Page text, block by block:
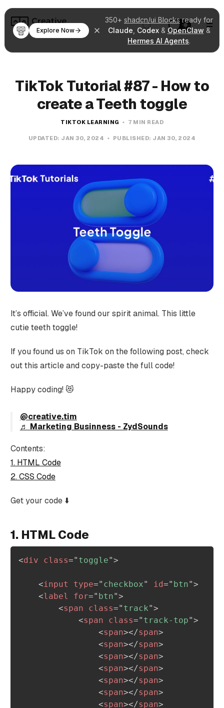
350+ shadcn/ui Blocksready for
Claude Codex& OpenClaw &
Hermes AI Agents.
Explore Now
TikTok Tutorial #87 - How to
create a Teeth toggle
TIKTOK LEARNING 7 MIN READ
UPDATED: JAN 30, 2024 PUBLISHED: JAN 30, 2024
It’s official. We’ve found our spirit animal. This little
cutie teeth toggle!
If you found us on TikTok on the following post, check
out this article and copy-paste the full code!
Happy coding! 😻
@creative.tim
♬ Marketing Businness - ZydSounds
Contents:
1. HTML Code
2. CSS Code
Get your code ⬇️
1. HTML Code
<div class=" toggle">
<input type=" checkbox" id=" btn">
<label for=" btn">
<span class=" track">
<span class=" track-top">
<span></span>
<span></span>
<span></span>
<span></span>
<span></span>
<span></span>
<span></span>